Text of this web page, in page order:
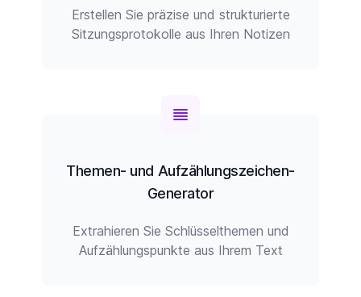
Erstellen Sie präzise und strukturierte
Sitzungsprotokolle aus Ihren Notizen
Themen- und Aufzählungszeichen-
Generator
Extrahieren Sie Schlüsselthemen und
Aufzählungspunkte aus Ihrem Text